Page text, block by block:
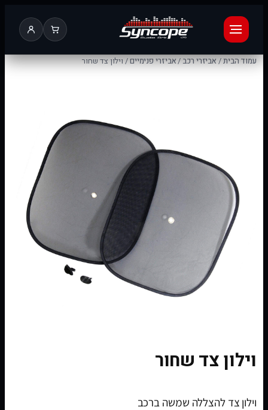
עמוד הבית/אביזרי רכב/אביזרי פנימיים/ וילון צד שחור
וילון צד שחור
וילון צד להצללה שמשה ברכב